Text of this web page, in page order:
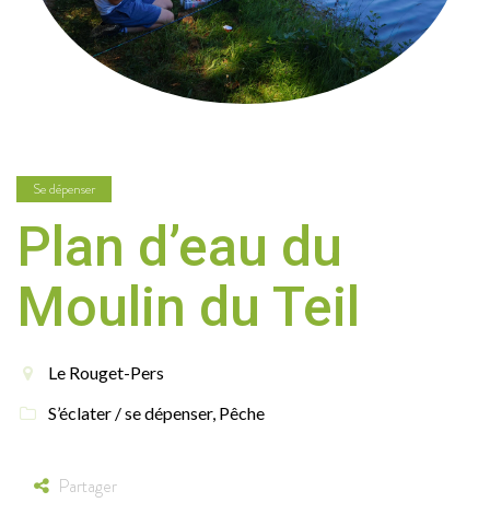
Se dépenser
Plan d’eau du
Moulin du Teil
Le Rouget-Pers
S’éclater / se dépenser, Pêche
Partager